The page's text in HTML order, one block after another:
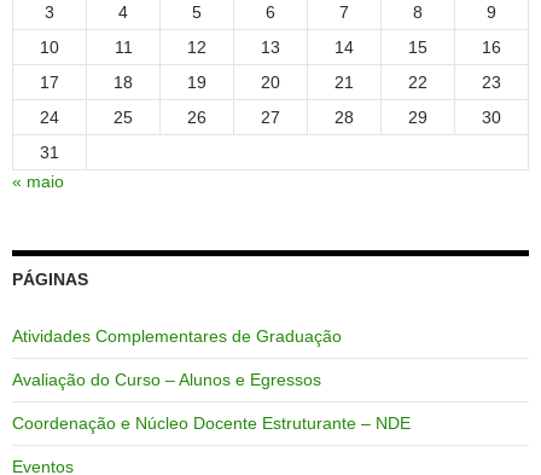
3
4 5 6 7 8
9
10
11 12 13 14 15
16
17
18 19 20 21 22
23
24
25 26 27 28 29
30
31
« maio
PÁGINAS
Atividades Complementares de Graduação
Avaliação do Curso – Alunos e Egressos
Coordenação e Núcleo Docente Estruturante – NDE
Eventos